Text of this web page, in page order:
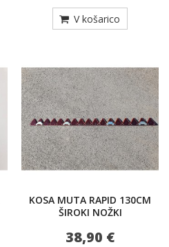
V košarico
KOSA MUTA RAPID 130CM
ŠIROKI NOŽKI
38,90 €